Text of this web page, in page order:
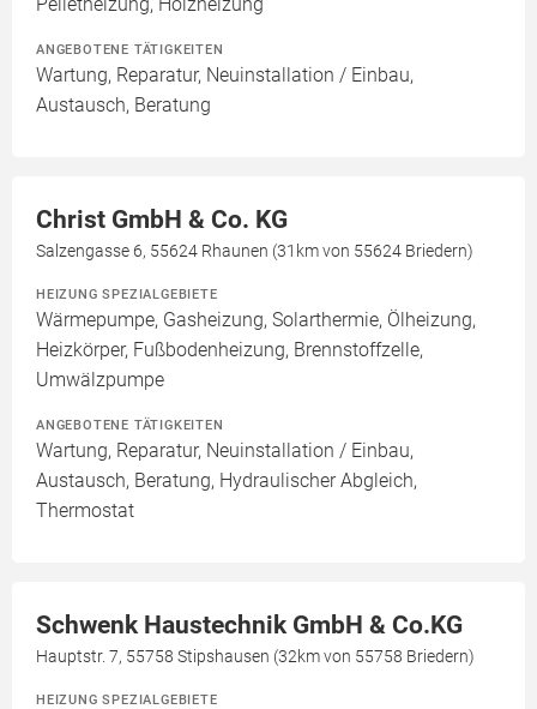
ANGEBOTENE TÄTIGKEITEN
Wartung, Reparatur, Neuinstallation / Einbau,
Austausch, Beratung
Christ GmbH & Co. KG
Salzengasse 6, 55624 Rhaunen (31km von 55624 Briedern)
HEIZUNG SPEZIALGEBIETE
Wärmepumpe, Gasheizung, Solarthermie, Ölheizung,
Heizkörper, Fußbodenheizung, Brennstoffzelle,
Umwälzpumpe
ANGEBOTENE TÄTIGKEITEN
Wartung, Reparatur, Neuinstallation / Einbau,
Austausch, Beratung, Hydraulischer Abgleich,
Thermostat
Schwenk Haustechnik GmbH & Co.KG
Hauptstr. 7, 55758 Stipshausen (32km von 55758 Briedern)
HEIZUNG SPEZIALGEBIETE